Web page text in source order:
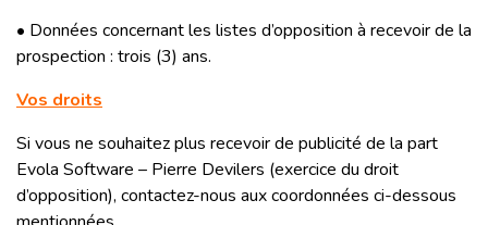
• Données concernant les listes d’opposition à recevoir de la
prospection : trois (3) ans.
Vos droits
Si vous ne souhaitez plus recevoir de publicité de la part
Evola Software – Pierre Devilers (exercice du droit
d’opposition), contactez-nous aux coordonnées ci-dessous